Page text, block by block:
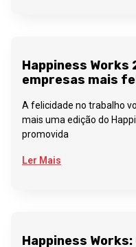
Happiness Works
empresas mais
A felicidade no trabalho
mais uma edição do
promovida
Ler Mais
Happiness